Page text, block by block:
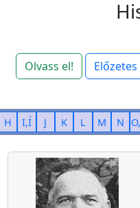
Olvass el! Előzetes
H I,Í J K L M N